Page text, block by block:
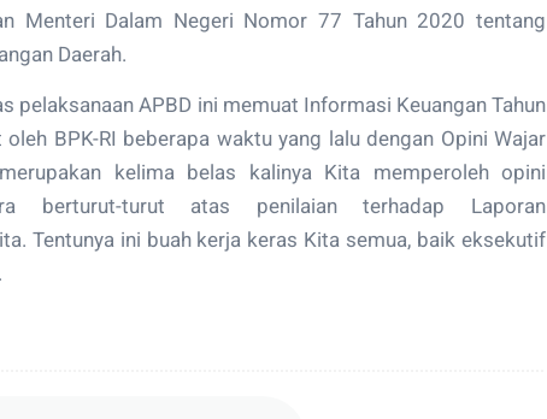
Menteri Dalam Negeri Nomor 77 Tahun 2020 tentang
Daerah.
pelaksanaan APBD ini memuat Informasi Keuangan Tahun
BPK-RI beberapa waktu yang lalu dengan Opini Wajar
kelima belas kalinya Kita memperoleh opini
berturut-turut atas penilaian terhadap Laporan
Tentunya ini buah kerja keras Kita semua, baik eksekutif